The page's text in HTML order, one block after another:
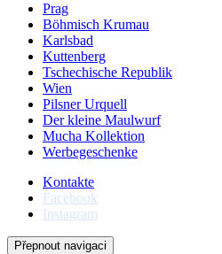
Prag
Böhmisch Krumau
Karlsbad
Kuttenberg
Tschechische Republik
Wien
Pilsner Urquell
Der kleine Maulwurf
Mucha Kollektion
Werbegeschenke
Kontakte
Facebook
Instagram
Přepnout navigaci